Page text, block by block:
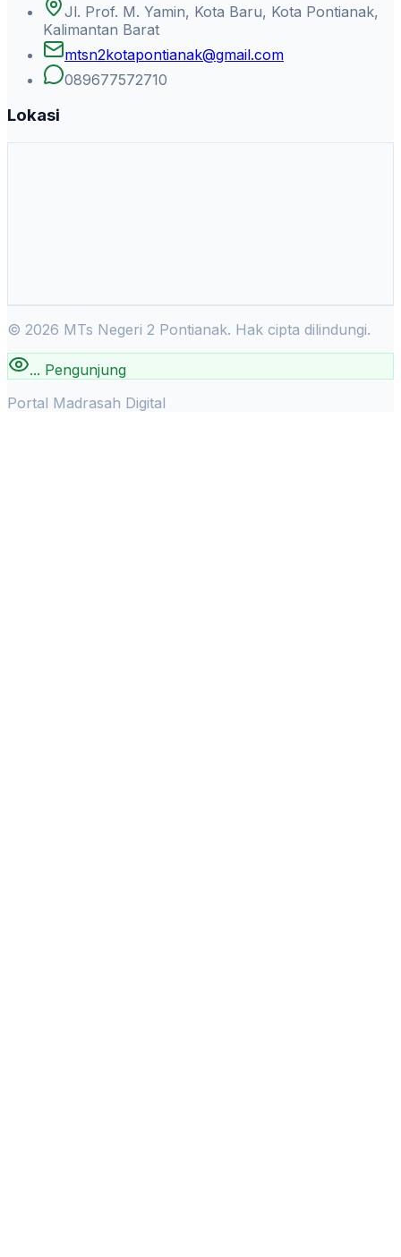
Jl. Prof. M. Yamin, Kota Baru, Kota Pontianak,
Kalimantan Barat
mtsn2kotapontianak@gmail.com
089677572710
Lokasi
© 2026 MTs Negeri 2 Pontianak. Hak cipta dilindungi.
... Pengunjung
Portal Madrasah Digital